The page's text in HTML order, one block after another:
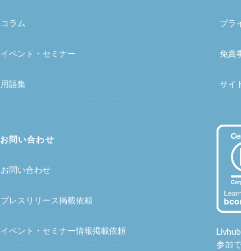
コラム
イベント・セミナー
用語集
お問い合わせ
お問い合わせ
プレスリリース掲載依頼
イベント・セミナー情報掲載依頼
プラ
免責
サイ
参加